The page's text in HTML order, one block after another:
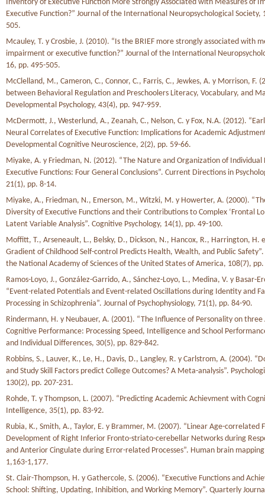
Inventory of Executive Function More Strongly Associated with Measures of
Executive Function?” Journal of the International Neuropsychological Society,
505.
Mcauley, T. y Crosbie, J. (2010). “Is the BRIEF more strongly associated with
impairment or executive function?” Journal of the International
16, pp. 495-505.
McClelland, M., Cameron, C., Connor, C., Farris, C., Jewkes, A. y Morrison, F.
between Behavioral Regulation and Preschoolers Literacy, Vocabulary, and
Developmental Psychology, 43(4), pp. 947-959.
McDermott, J., Westerlund, A., Zeanah, C., Nelson, C. y Fox, N.A. (2012).
Neural Correlates of Executive Function: Implications for Academic
Developmental Cognitive Neuroscience, 2(2), pp. 59-66.
Miyake, A. y Friedman, N. (2012). “The Nature and Organization of Individual
Executive Functions: Four General Conclusions”. Current Directions in
21(1), pp. 8-14.
Miyake, A., Friedman, N., Emerson, M., Witzki, M. y Howerter, A. (2000).
Diversity of Executive Functions and their Contributions to Complex ‘Frontal
Latent Variable Analysis”. Cognitive Psychology, 14(1), pp. 49-100.
Moffitt, T., Arseneault, L., Belsky, D., Dickson, N., Hancox, R., Harrington, H.
Gradient of Childhood Self-control Predicts Health, Wealth, and Public
the National Academy of Sciences of the United States of America, 108(7),
Ramos-Loyo, J., González-Garrido, A., Sánchez-Loyo, L., Medina, V. y Basar-
“Event-related Potentials and Event-related Oscillations during Identity and
Processing in Schizophrenia”. Journal of Psychophysiology, 71(1), pp. 84-90.
Rindermann, H. y Neubauer, A. (2001). “The Influence of Personality on three
Cognitive Performance: Processing Speed, Intelligence and School
and Individual Differences, 30(5), pp. 829-842.
Robbins, S., Lauver, K., Le, H., Davis, D., Langley, R. y Carlstrom, A. (2004).
and Study Skill Factors predict College Outcomes? A Meta-analysis”.
130(2), pp. 207-231.
Rohde, T. y Thompson, L. (2007). “Predicting Academic Achievment with
Intelligence, 35(1), pp. 83-92.
Rubia, K., Smith, A., Taylor, E. y Brammer, M. (2007). “Linear Age-correlated
Development of Right Inferior Fronto-striato-cerebellar Networks during
and Anterior Cingulate during Error-related Processes”. Human brain
1,163-1,177.
St. Clair-Thompson, H. y Gathercole, S. (2006). “Executive Functions and
School: Shifting, Updating, Inhibition, and Working Memory”. Quarterly